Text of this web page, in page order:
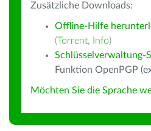
Zusätzliche Downloads:
Offline-Hilfe
(Torrent, Info)
Schlüsselverwaltung-
Funktion OpenPGP
Möchten Sie die Sprache